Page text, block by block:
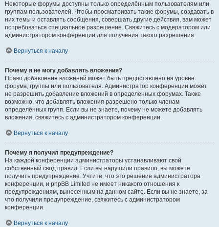
Некоторые форумы доступны только определённым пользователям или
группам пользователей. Чтобы просматривать такие форумы, создавать в
них темы и оставлять сообщения, совершать другие действия, вам может
потребоваться специальное разрешение. Свяжитесь с модератором или
администратором конференции для получения такого разрешения.
Вернуться к началу
Почему я не могу добавлять вложения?
Право добавления вложений может быть предоставлено на уровне
форума, группы или пользователя. Администратор конференции может
не разрешить добавление вложений в определённых форумах. Также
возможно, что добавлять вложения разрешено только членам
определённых групп. Если вы не знаете, почему не можете добавлять
вложения, свяжитесь с администратором конференции.
Вернуться к началу
Почему я получил предупреждение?
На каждой конференции администраторы устанавливают свой
собственный свод правил. Если вы нарушили правило, вы можете
получить предупреждение. Учтите, что это решение администратора
конференции, и phpBB Limited не имеет никакого отношения к
предупреждениям, вынесенным на данном сайте. Если вы не знаете, за
что получили предупреждение, свяжитесь с администратором
конференции.
Вернуться к началу